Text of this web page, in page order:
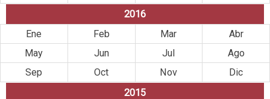
2016
Ene
Feb Mar
Abr
May
Jun Jul
Ago
Sep
Oct Nov
Dic
2015